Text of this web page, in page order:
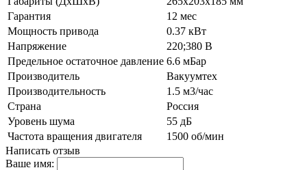
Гарантия
12 мес
Мощность привода
0.37 кВт
Напряжение
220;380 В
Предельное остаточное давление 6.6 мБар
Производитель
Вакуумтех
Производительность
1.5 м3/час
Страна
Россия
Уровень шума
55 дБ
Частота вращения двигателя
1500 об/мин
Написать отзыв
Ваше имя: